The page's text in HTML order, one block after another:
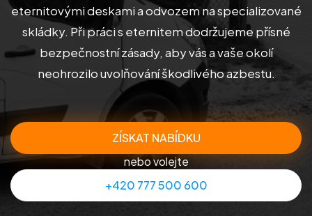
Deratizace a dezinsekce
Úklid
Příprava nemovitostí na prodej
eternitovými deskami a odvozem na specializované
skládky. Při práci s eternitem dodržujeme přísné
bezpečnostní zásady, aby vás a vaše okolí
neohrozilo uvolňování škodlivého azbestu.
ZÍSKAT NABÍDKU
nebo volejte
+420 777 500 600